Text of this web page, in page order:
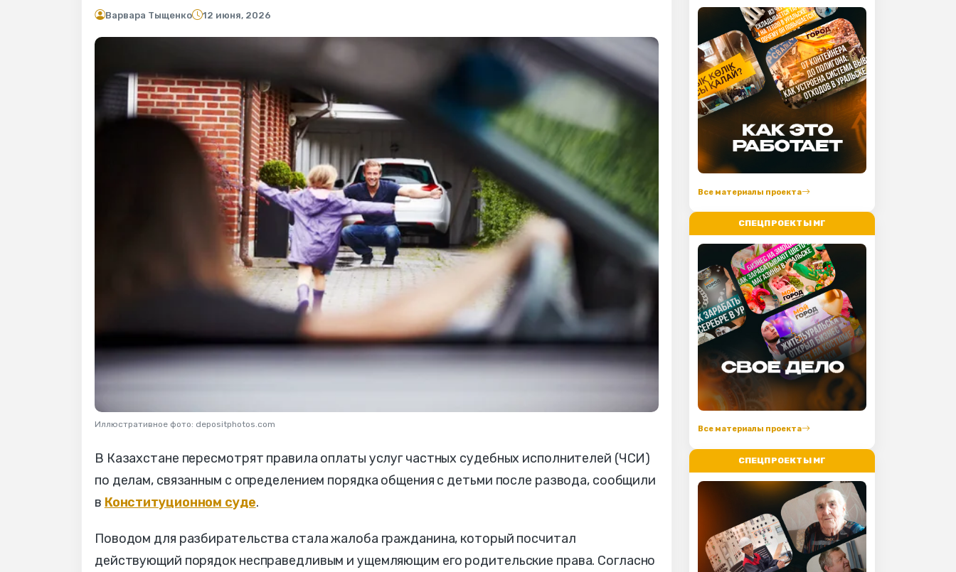
Варвара Тыщенко 12 июня, 2026
Иллюстративное фото: depositphotos.com
В Казахстане пересмотрят правила оплаты услуг частных судебных исполнителей (ЧСИ)
по делам, связанным с определением порядка общения с детьми после развода, сообщили
в Конституционном суде.
Поводом для разбирательства стала жалоба гражданина, который посчитал
действующий порядок несправедливым и ущемляющим его родительские права. Согласно
Все материалы проекта
СПЕЦПРОЕКТЫ МГ
Все материалы проекта
СПЕЦПРОЕКТЫ МГ